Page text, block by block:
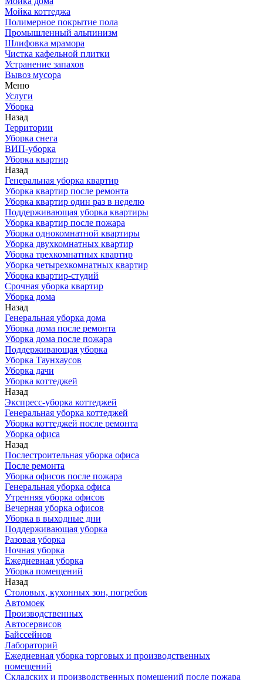
Мойка коттеджа
Полимерное покрытие пола
Промышленный альпинизм
Шлифовка мрамора
Чистка кафельной плитки
Устранение запахов
Вывоз мусора
Меню
Услуги
Уборка
Назад
Территории
Уборка снега
ВИП-уборка
Уборка квартир
Назад
Генеральная уборка квартир
Уборка квартир после ремонта
Уборка квартир один раз в неделю
Поддерживающая уборка квартиры
Уборка квартир после пожара
Уборка однокомнатной квартиры
Уборка двухкомнатных квартир
Уборка трехкомнатных квартир
Уборка четырехкомнатных квартир
Уборка квартир-студий
Срочная уборка квартир
Уборка дома
Назад
Генеральная уборка дома
Уборка дома после ремонта
Уборка дома после пожара
Поддерживающая уборка
Уборка Таунхаусов
Уборка дачи
Уборка коттеджей
Назад
Экспресс-уборка коттеджей
Генеральная уборка коттеджей
Уборка коттеджей после ремонта
Уборка офиса
Назад
Послестроительная уборка офиса
После ремонта
Уборка офисов после пожара
Генеральная уборка офиса
Утренняя уборка офисов
Вечерняя уборка офисов
Уборка в выходные дни
Поддерживающая уборка
Разовая уборка
Ночная уборка
Ежедневная уборка
Уборка помещений
Назад
Столовых, кухонных зон, погребов
Автомоек
Производственных
Автосервисов
Байссейнов
Лабораторий
Ежедневная уборка торговых и производственных
помещений
Складских и производственных помещений после пожара